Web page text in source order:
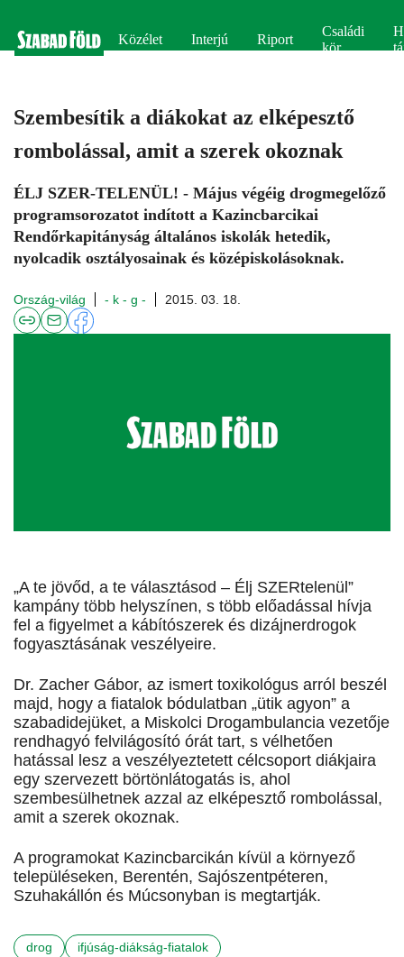
Közélet Interjú Riport
Családi
kör
Szembesítik a diákokat az elképesztő
rombolással, amit a szerek okoznak
ÉLJ SZER-TELENÜL! - Május végéig drogmegelőző
programsorozatot indított a Kazincbarcikai
Rendőrkapitányság általános iskolák hetedik,
nyolcadik osztályosainak és középiskolásoknak.
Ország-világ - k - g - 2015. 03. 18.
„A te jövőd, a te választásod – Élj SZERtelenül”
kampány több helyszínen, s több előadással hívja
fel a figyelmet a kábítószerek és dizájnerdrogok
fogyasztásának veszélyeire.
Dr. Zacher Gábor, az ismert toxikológus arról beszél
majd, hogy a fiatalok bódulatban „ütik agyon” a
szabadidejüket, a Miskolci Drogambulancia vezetője
rendhagyó felvilágosító órát tart, s vélhetően
hatással lesz a veszélyeztetett célcsoport diákjaira
egy szervezett börtönlátogatás is, ahol
szembesülhetnek azzal az elképesztő rombolással,
amit a szerek okoznak.
A programokat Kazincbarcikán kívül a környező
településeken, Berentén, Sajószentpéteren,
Szuhakállón és Múcsonyban is megtartják.
drog
ifjúság-diákság-fiatalok